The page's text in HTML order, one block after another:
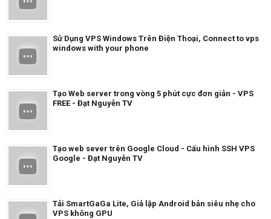
Sử Dụng VPS Windows Trên Điện Thoại, Connect to vps
windows with your phone
Tạo Web server trong vòng 5 phút cực đơn giản - VPS
FREE - Đạt Nguyễn TV
Tạo web sever trên Google Cloud - Cấu hình SSH VPS
Google - Đạt Nguyễn TV
Tải SmartGaGa Lite, Giả lập Android bản siêu nhẹ cho
VPS không GPU